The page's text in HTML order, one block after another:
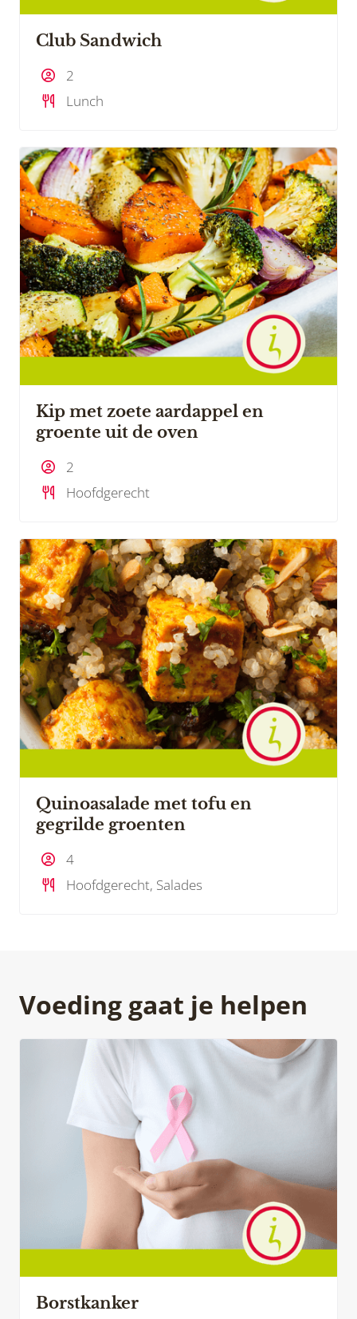
Club Sandwich
2
Lunch
Kip met zoete aardappel en
groente uit de oven
2
Hoofdgerecht
Quinoasalade met tofu en
gegrilde groenten
4
Hoofdgerecht, Salades
Voeding gaat je helpen
Borstkanker